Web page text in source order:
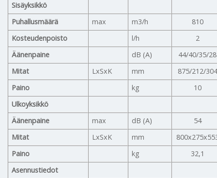
Sisäyksikkö
Puhallusmäärä
max m3/h
810
Kosteudenpoisto
l/h
2
Äänenpaine
dB (A)
44/40/35/28
Mitat
LxSxK mm
875/212/304
Paino
kg
10
Ulkoyksikkö
Äänenpaine
max dB (A)
54
Mitat
LxSxK mm
Paino
kg
32,1
Asennustiedot